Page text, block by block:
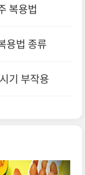
복용법
용법 종류
기 부작용